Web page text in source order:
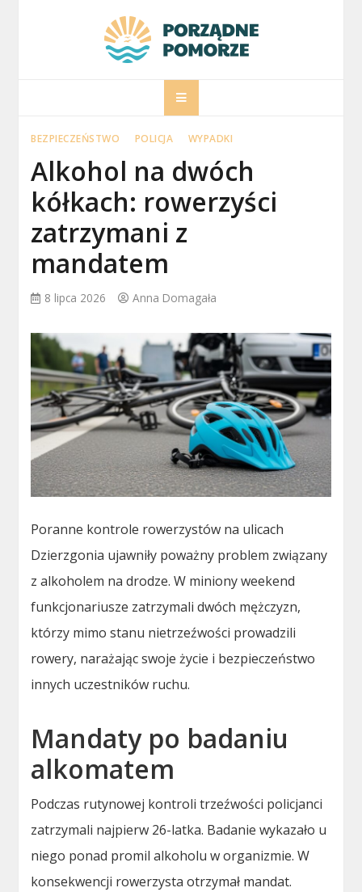
Informacje na temat Pomorza
BEZPIECZEŃSTWO POLICJA WYPADKI
Alkohol na dwóch
kółkach: rowerzyści
zatrzymani z
mandatem
8 lipca 2026 Anna Domagała
Poranne kontrole rowerzystów na ulicach
Dzierzgonia ujawniły poważny problem związany
z alkoholem na drodze. W miniony weekend
funkcjonariusze zatrzymali dwóch mężczyzn,
którzy mimo stanu nietrzeźwości prowadzili
rowery, narażając swoje życie i bezpieczeństwo
innych uczestników ruchu.
Mandaty po badaniu
alkomatem
Podczas rutynowej kontroli trzeźwości policjanci
zatrzymali najpierw 26-latka. Badanie wykazało u
niego ponad promil alkoholu w organizmie. W
konsekwencji rowerzysta otrzymał mandat.